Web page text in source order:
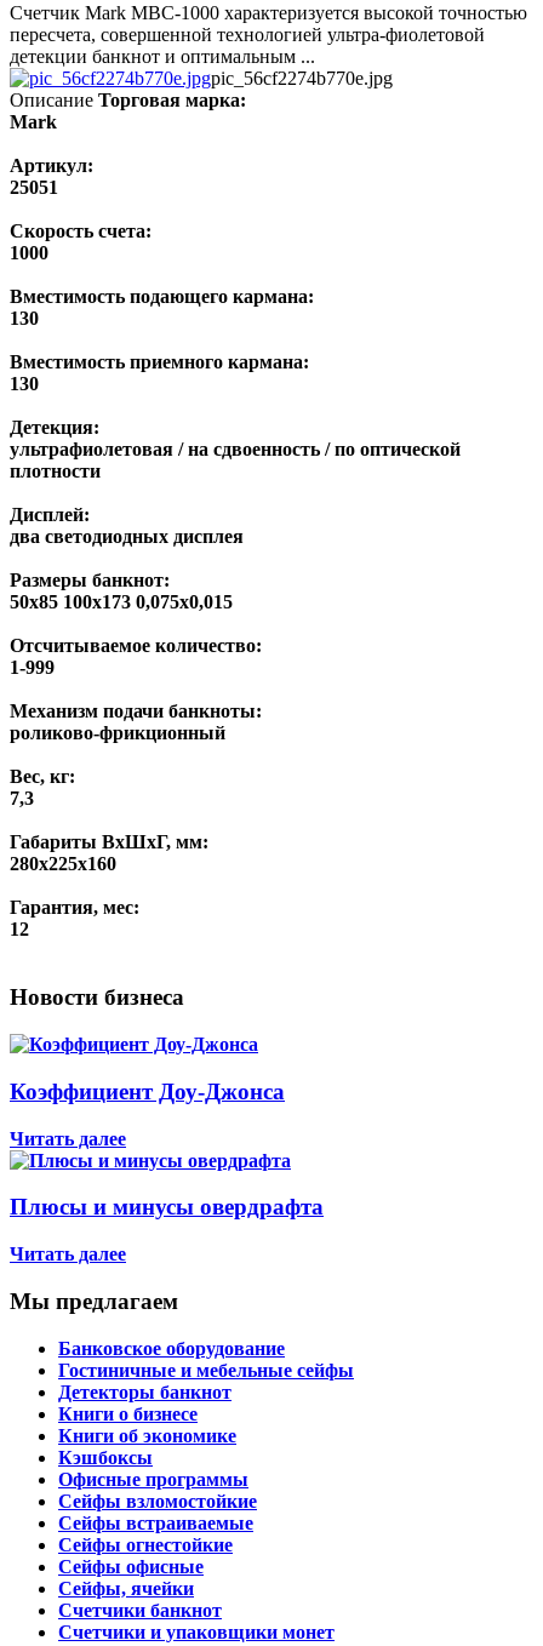
Счетчик Mark MBC-1000 характеризуется высокой точностью
пересчета, совершенной технологией ультра-фиолетовой
детекции банкнот и оптимальным ...
pic_56cf2274b770e.jpg
Описание Торговая марка:
Mark
Артикул:
25051
Скорость счета:
1000
Вместимость подающего кармана:
130
Вместимость приемного кармана:
130
Детекция:
ультрафиолетовая / на сдвоенность / по оптической
плотности
Дисплей:
два светодиодных дисплея
Размеры банкнот:
50х85 100х173 0,075х0,015
Отсчитываемое количество:
1-999
Механизм подачи банкноты:
роликово-фрикционный
Вес, кг:
7,3
Габариты ВхШхГ, мм:
280х225х160
Гарантия, мес:
12
Новости бизнеса
Коэффициент Доу-Джонса
Читать далее
Плюсы и минусы овердрафта
Читать далее
Мы предлагаем
Банковское оборудование
Гостиничные и мебельные сейфы
Детекторы банкнот
Книги о бизнесе
Книги об экономике
Кэшбоксы
Офисные программы
Сейфы взломостойкие
Сейфы встраиваемые
Сейфы огнестойкие
Сейфы офисные
Сейфы, ячейки
Счетчики банкнот
Счетчики и упаковщики монет